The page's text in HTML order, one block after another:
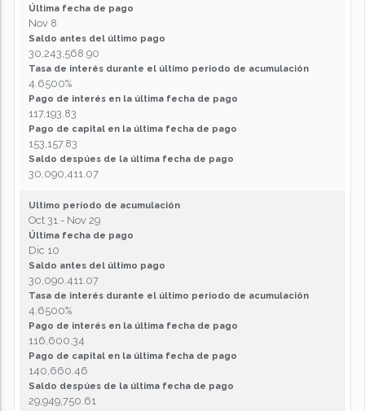
Última fecha de pago
Nov 8
Saldo antes del último pago
30,243,568.90
Tasa de interés durante el último periodo de acumulación
4.6500%
Pago de interés en la última fecha de pago
117,193.83
Pago de capital en la última fecha de pago
153,157.83
Saldo despúes de la última fecha de pago
30,090,411.07
Ultimo período de acumulación
Oct 31 - Nov 29
Última fecha de pago
Dic 10
Saldo antes del último pago
30,090,411.07
Tasa de interés durante el último periodo de acumulación
4.6500%
Pago de interés en la última fecha de pago
116,600.34
Pago de capital en la última fecha de pago
140,660.46
Saldo despúes de la última fecha de pago
29,949,750.61